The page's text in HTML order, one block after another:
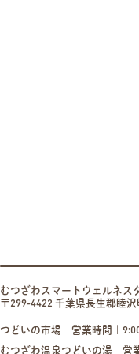
むつざわスマートウェルネ
〒299-4422 千葉県長生郡睦
つどいの市場 営業時間｜
むつざわ温泉つどいの湯 営